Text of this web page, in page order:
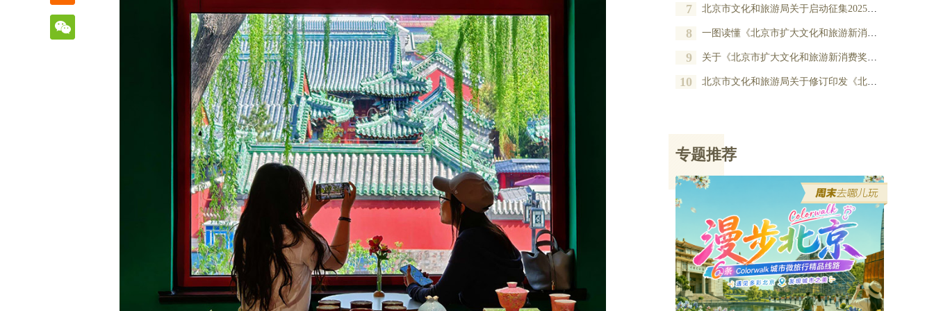
7 北京市文化和旅游局关于启动征集2025年度北京市扩大文化和旅游新消费奖励项目的公告
8 一图读懂《北京市扩大文化和旅游新消费奖励办法》
9 关于《北京市扩大文化和旅游新消费奖励办法》的政策解读
10 北京市文化和旅游局关于修订印发《北京市扩大文化和旅游新消费奖励办法》的通知
专题推荐